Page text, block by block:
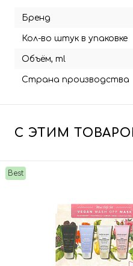
Бренд
Кол-во штук в упаковке
Объём, ml
Страна производства
С ЭТИМ
Best